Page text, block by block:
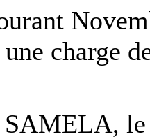
charge
SAMELA,